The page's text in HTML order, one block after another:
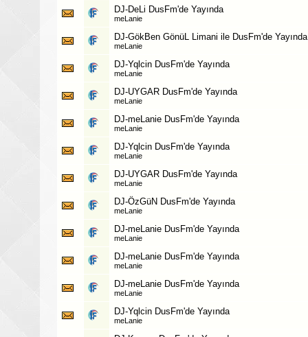
DJ-DeLi DusFm'de Yayında
meLanie
DJ-GökBen GönüL Limani ile DusFm'de Yayında
meLanie
DJ-Yqlcin DusFm'de Yayında
meLanie
DJ-UYGAR DusFm'de Yayında
meLanie
DJ-meLanie DusFm'de Yayında
meLanie
DJ-Yqlcin DusFm'de Yayında
meLanie
DJ-UYGAR DusFm'de Yayında
meLanie
DJ-ÖzGüN DusFm'de Yayında
meLanie
DJ-meLanie DusFm'de Yayında
meLanie
DJ-meLanie DusFm'de Yayında
meLanie
DJ-meLanie DusFm'de Yayında
meLanie
DJ-Yqlcin DusFm'de Yayında
meLanie